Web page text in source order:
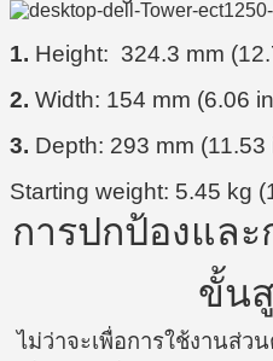
1. Height: 324.3 mm
2. Width: 154 mm (6.06
3. Depth: 293 mm (11.53
Starting weight: 5.45 kg
การปกป้องแล
ขั้น
ไม่ว่าจะเพื่อการใช้งานส่